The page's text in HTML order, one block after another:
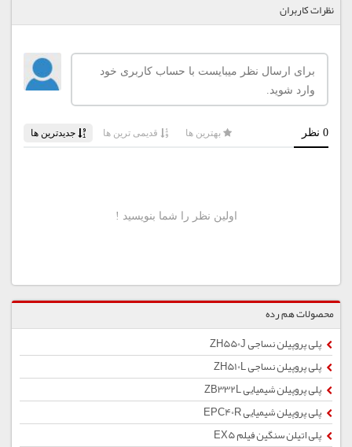
نظرات کاربران
محصولات هم رده
پلی پروپیلن نساجی ZH550J
پلی پروپیلن نساجی ZH510L
پلی پروپیلن شیمیایی ZB332L
پلی پروپیلن شیمیایی EPC40R
پلی اتیلن سنگین فیلم EX5